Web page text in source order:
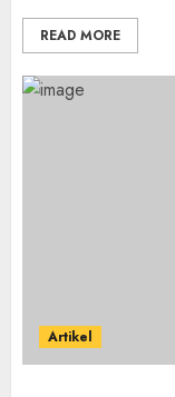
READ MORE
Artikel